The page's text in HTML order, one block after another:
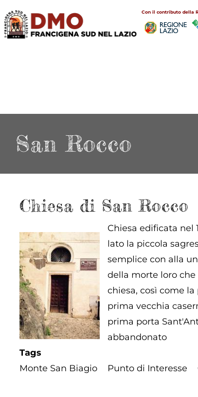
Salta
al
contenuto
Con il contributo della
Main
navigation
San Rocco
Chiesa di San Rocco
Chiesa edificata nel
lato la piccola
semplice con alla
della morte loro
chiesa, così come
prima vecchia
prima porta
abbandonato
Tags
Monte San Biagio
Punto di Interesse